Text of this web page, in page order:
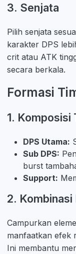
3. Senjata
Pilih senjata
karakter DPS
crit atau ATK
secara berkala.
Formasi
1. Komposisi
DPS Utama:
Sub DPS:
burst
Support:
2. Kombinasi
Campurkan
manfaatkan efek
Ini membantu